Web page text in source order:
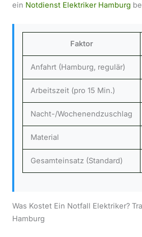
ein Notdienst Elektriker Hamburg
Faktor
Anfahrt (Hamburg, regulär)
Arbeitszeit (pro 15 Min.)
Nacht-/Wochenendzuschlag
Material
Gesamteinsatz (Standard)
Was Kostet Ein Notfall Elektriker?
Hamburg